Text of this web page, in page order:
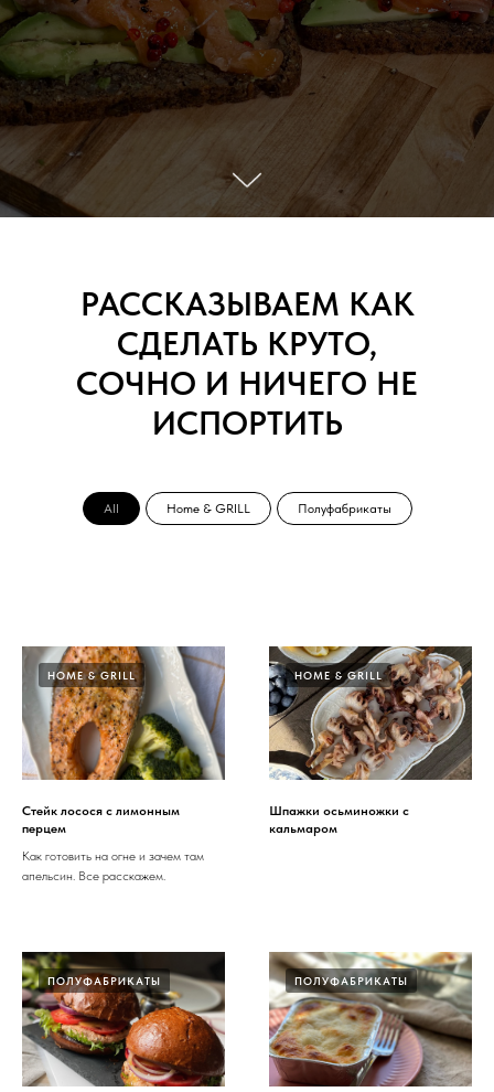
РАССКАЗЫВАЕМ КАК
СДЕЛАТЬ КРУТО,
СОЧНО И НИЧЕГО НЕ
ИСПОРТИТЬ
All Home & GRILL Полуфабрикаты
HOME & GRILL
Стейк лосося с лимонным
перцем
Как готовить на огне и зачем там
апельсин. Все расскажем.
HOME & GRILL
Шпажки осьминожки с
кальмаром
ПОЛУФАБРИКАТЫ ПОЛУФАБРИКАТЫ